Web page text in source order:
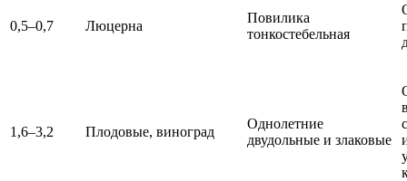
0,5–0,7 Люцерна
Повилика
тонкостебельная
1,6–3,2 Плодовые, виноград
Однолетние
двудольные и злаковые